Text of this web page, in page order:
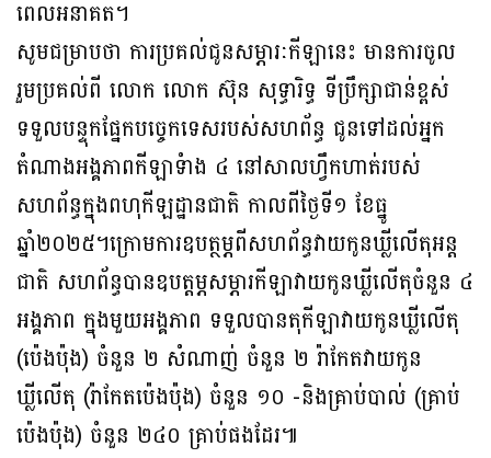
ពេលអនាគត។
សូមជម្រាបថា ការប្រគល់ជូនសម្ភារៈកីឡានេះ មានការចូល
រួមប្រគល់ពី លោក លោក ស៊ុន សុទ្ធារិទ្ធ ទីប្រឹក្សាជាន់ខ្ពស់
ទទួលបន្ទុកផ្នែកបច្ចេកទេសរបស់សហព័ន្ធ ជូនទៅដល់អ្នក
តំណាងអង្គភាពកីឡាទំាង ៤ នៅសាលហ្វឹកហាត់របស់
សហព័ន្ធក្នុងពហុកីឡដ្ឋានជាតិ កាលពីថ្ងៃទី១ ខែធ្នូ
ឆ្នាំ២០២៥។ក្រោមការឧបត្ថម្ភពីសហព័ន្ធវាយកូនឃ្លីលើតុអន្ត
ជាតិ សហព័ន្ធបានឧបត្តម្ភសម្ភារកីឡាវាយកូនឃ្លីលើតុចំនួន ៤
អង្គភាព ក្នុងមួយអង្គភាព ទទួលបានតុកីឡាវាយកូនឃ្លីលើតុ
(ប៉េងប៉ុង) ចំនួន ២ សំណាញ់ ចំនួន ២ រ៉ាកែតវាយកូន
ឃ្លីលើតុ (រ៉ាកែតប៉េងប៉ុង) ចំនួន ១០ -និងគ្រាប់បាល់ (គ្រាប់
ប៉េងប៉ុង) ចំនួន ២៤០ គ្រាប់ផងដែរ៕